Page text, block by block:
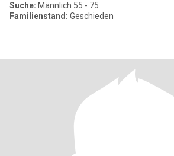
Suche: Männlich 55 - 75
Familienstand: Geschieden